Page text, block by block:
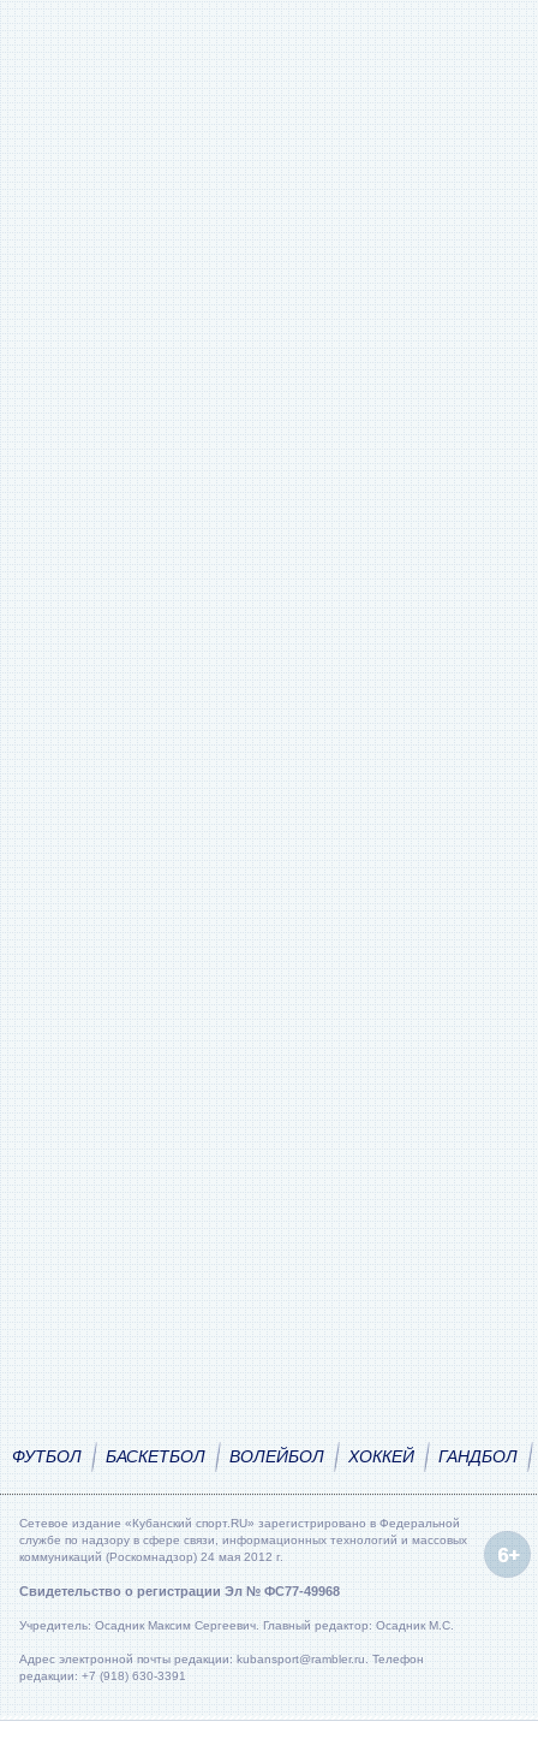
ФУТБОЛ БАСКЕТБОЛ ВОЛЕЙБОЛ ХОККЕЙ ГАНДБОЛ
Сетевое издание «Кубанский спорт.RU» зарегистрировано в Федеральной
службе по надзору в сфере связи, информационных технологий и массовых
коммуникаций (Роскомнадзор) 24 мая 2012 г.
Свидетельство о регистрации Эл № ФС77-49968
Учредитель: Осадник Максим Сергеевич. Главный редактор: Осадник М.С.
Адрес электронной почты редакции: kubansport@rambler.ru. Телефон
редакции: +7 (918) 630-3391